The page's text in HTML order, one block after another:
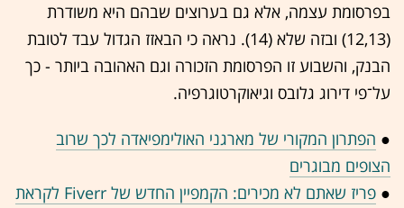
בפרסומת עצמה, אלא גם בערוצים שבהם היא משודרת
(12,13) ובזה שלא (14). נראה כי הבאזז הגדול עבד לטובת
הבנק, והשבוע זו הפרסומת הזכורה וגם האהובה ביותר - כך
על־פי דירוג גלובס וגיאוקרטוגרפיה.
● הפתרון המקורי של מארגני האולימפיאדה לכך שרוב
הצופים מבוגרים
●
פריז שאתם לא מכירים: הקמפיין החדש של Fiverr לקראת